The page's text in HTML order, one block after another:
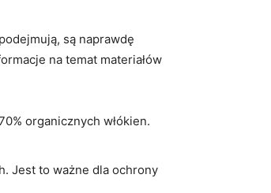
są naprawdę
na temat materiałów
organicznych włókien.
Jest to ważne dla ochrony